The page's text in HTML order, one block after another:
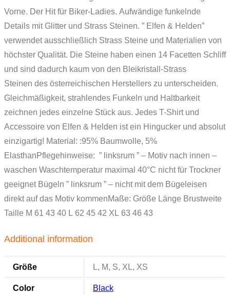
Vorne. Der Hit für Biker-Ladies. Aufwändige funkelnde
Details mit Glitter und Strass Steinen. ” Elfen & Helden”
verwendet ausschließlich Strass Steine und Materialien von
höchster Qualität. Die Steine haben einen 14 Facetten Schliff
und sind dadurch kaum von den Bleikristall-Strass
Steinen des österreichischen Herstellers zu unterscheiden.
Gleichmäßigkeit, strahlendes Funkeln und Haltbarkeit
zeichnen jedes einzelne Stück aus. Jedes T-Shirt und
Accessoire von Elfen & Helden ist ein Hingucker und absolut
einzigartig! Material: :95% Baumwolle, 5%
ElasthanPflegehinweise: ” linksrum ” – Motiv nach innen –
waschen Waschtemperatur maximal 40°C nicht für Trockner
geeignet Bügeln ” linksrum ” – nicht mit dem Bügeleisen
direkt auf das Motiv kommenMaße: Größe Länge Brustweite
Taille M 61 43 40 L 62 45 42 XL 63 46 43
Additional information
Größe L, M, S, XL, XS
Color Black